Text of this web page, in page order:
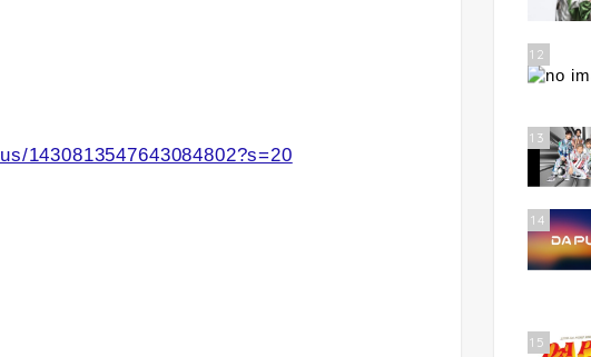
1430813547643084802?s=20
12
13
14
15